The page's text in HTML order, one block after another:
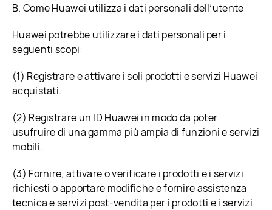
B. Come Huawei utilizza i dati personali dell’utente
Huawei potrebbe utilizzare i dati personali per i
seguenti scopi:
(1) Registrare e attivare i soli prodotti e servizi Huawei
acquistati.
(2) Registrare un ID Huawei in modo da poter
usufruire di una gamma più ampia di funzioni e servizi
mobili.
(3) Fornire, attivare o verificare i prodotti e i servizi
richiesti o apportare modifiche e fornire assistenza
tecnica e servizi post-vendita per i prodotti e i servizi